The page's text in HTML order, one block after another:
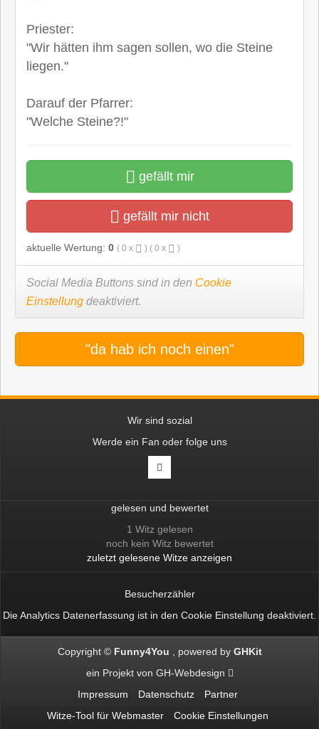
Priester:
"Wir hätten ihm sagen sollen, wo die Steine
liegen."
Darauf der Pfarrer:
"Welche Steine?!"
gefällt mir
gefällt mir nicht
aktuelle Wertung: 0 ( 0 x ) ( 0 x )
Social Media Buttons sind in den Cookie
Einstellung deaktiviert.
"da hab ich noch einen"
Wir sind sozial
Werde ein Fan oder folge uns
gelesen und bewertet
1 Witz gelesen
noch kein Witz bewertet
zuletzt gelesene Witze anzeigen
Besucherzähler
Die Analytics Datenerfassung ist in den Cookie Einstellung deaktiviert.
Copyright © Funny4You powered by GHKit
ein Projekt von GH-Webdesign
Impressum
Datenschutz
Partner
Witze-Tool für Webmaster
Cookie Einstellungen